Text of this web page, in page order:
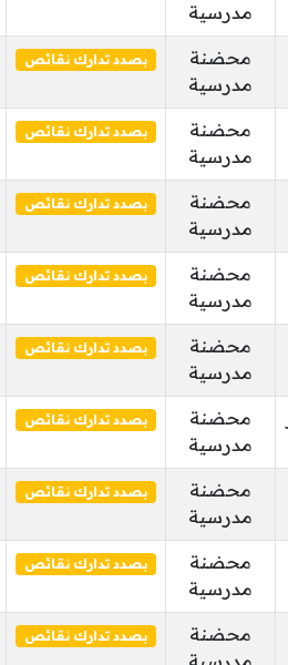
مدرسية
محضنة
مدرسية
بصدد تدارك نقائص
محضنة
مدرسية
بصدد تدارك نقائص
محضنة
مدرسية
بصدد تدارك نقائص
محضنة
مدرسية
بصدد تدارك نقائص
محضنة
مدرسية
بصدد تدارك نقائص
محضنة
مدرسية
بصدد تدارك نقائص
محضنة
مدرسية
بصدد تدارك نقائص
محضنة
مدرسية
بصدد تدارك نقائص
محضنة
بصدد تدارك نقائص